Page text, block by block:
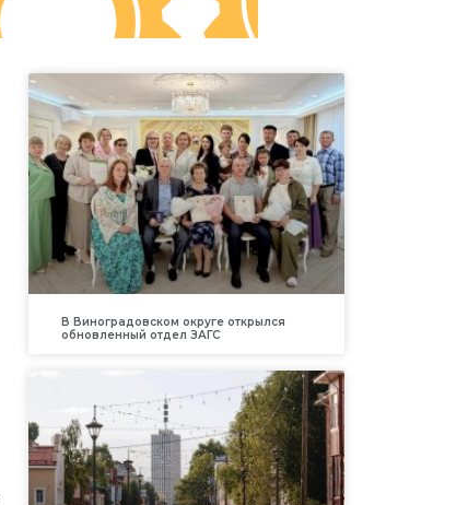
В Виноградовском округе открылся
обновленный отдел ЗАГС